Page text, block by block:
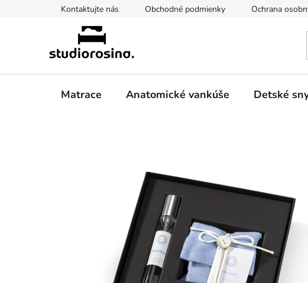
Kontaktujte nás Obchodné podmienky Ochrana
Matrace Anatomické vankúše Detské